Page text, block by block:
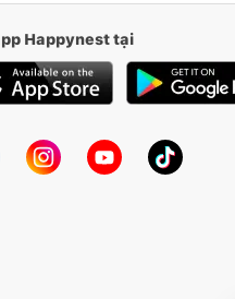
Happynest tại